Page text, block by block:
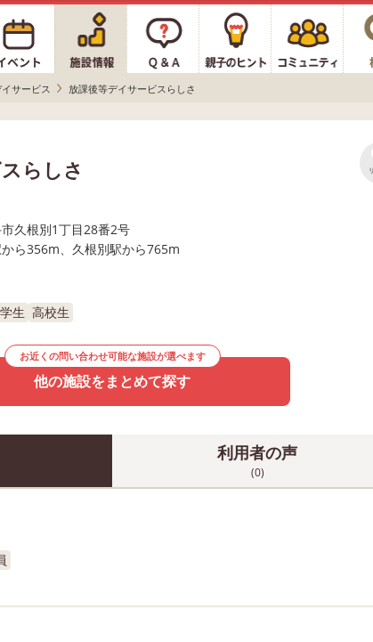
サービス 放課後等デイサービスらしさ
らしさ
久根別1丁目28番2号
ら356m、久根別駅から765m
生 高校生
お近くの問い合わせ可能な施設が選べます
他の施設をまとめて探す
利用者の声
(0)